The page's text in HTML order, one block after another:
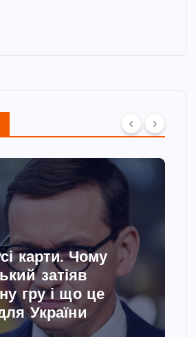
карти. Чому
затіяв
гру і що це
України